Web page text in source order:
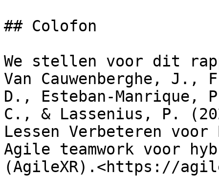
## Colofon
We stellen voor dit
Van Cauwenberghe,
D., Esteban-
C., & Lassenius, P.
Lessen Verbeteren voor
Agile teamwork voor
(AgileXR).<https://